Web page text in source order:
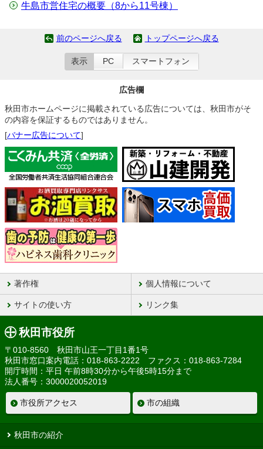
牛島市営住宅の概要（8から11号棟）
前のページへ戻る トップページへ戻る
表示 PC スマートフォン
広告欄
秋田市ホームページに掲載されている広告については、秋田市がそ
の内容を保証するものではありません。
[バナー広告について]
著作権 個人情報について
サイトの使い方 リンク集
秋田市役所
〒010-8560 秋田市山王一丁目1番1号
秋田市窓口案内電話：018-863-2222 ファクス：018-863-7284
開庁時間：平日 午前8時30分から午後5時15分まで
法人番号：3000020052019
市役所アクセス 市の組織
秋田市の紹介